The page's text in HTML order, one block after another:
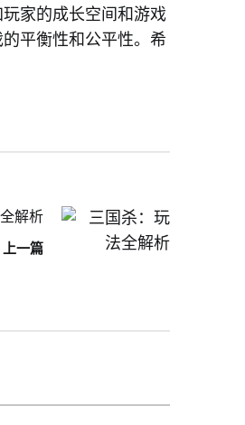
家的成长空间和游戏
平衡性和公平性。希
解析
上一篇